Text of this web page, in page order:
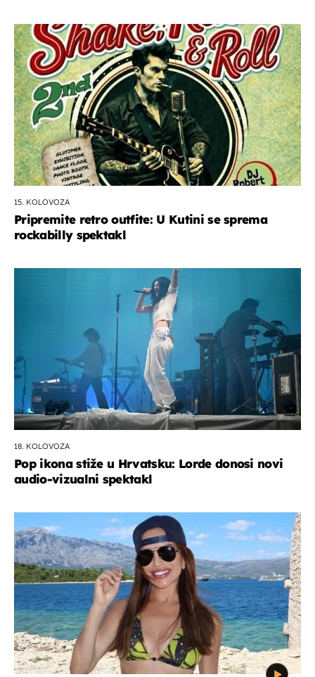
15. KOLOVOZA
Pripremite retro outfite: U Kutini se sprema
rockabilly spektakl
18. KOLOVOZA
Pop ikona stiže u Hrvatsku: Lorde donosi novi
audio-vizualni spektakl